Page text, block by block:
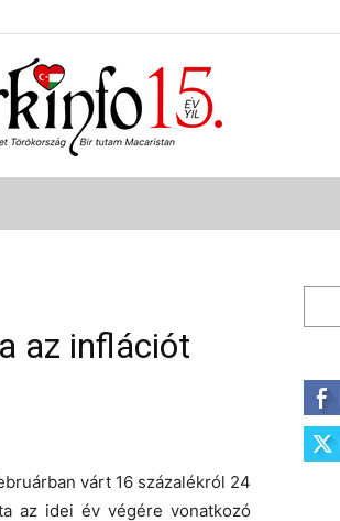
Türkinfo
az inflációt
várt 16 százalékról 24
az idei év végére vonatkozó